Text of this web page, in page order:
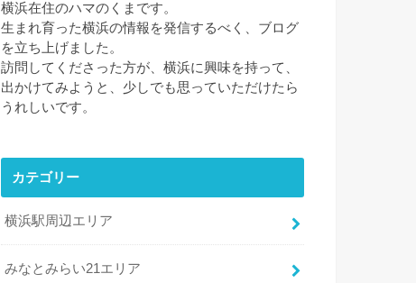
横浜在住のハマのくまです。
生まれ育った横浜の情報を発信するべく、ブログ
を立ち上げました。
訪問してくださった方が、横浜に興味を持って、
出かけてみようと、少しでも思っていただけたら
うれしいです。
カテゴリー
横浜駅周辺エリア
みなとみらい21エリア